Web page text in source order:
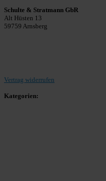
Schulte & Stratmann GbR
Alt Hüsten 13
59759 Arnsberg
Vertrag widerrufen
Kategorien: